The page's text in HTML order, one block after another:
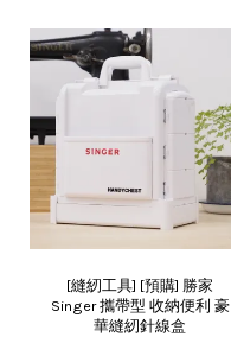
[縫紉工具] [預購] 勝家
Singer 攜帶型 收納便利 豪
華縫紉針線盒